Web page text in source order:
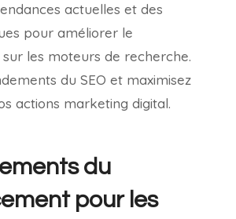
actuelles et des
pour améliorer le
les moteurs de recherche.
du SEO et maximisez
actions marketing digital.
du
pour les